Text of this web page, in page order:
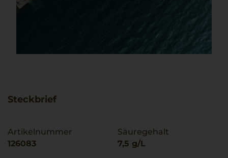
Steckbrief
Artikelnummer
126083
Säuregehalt
7,5 g/L